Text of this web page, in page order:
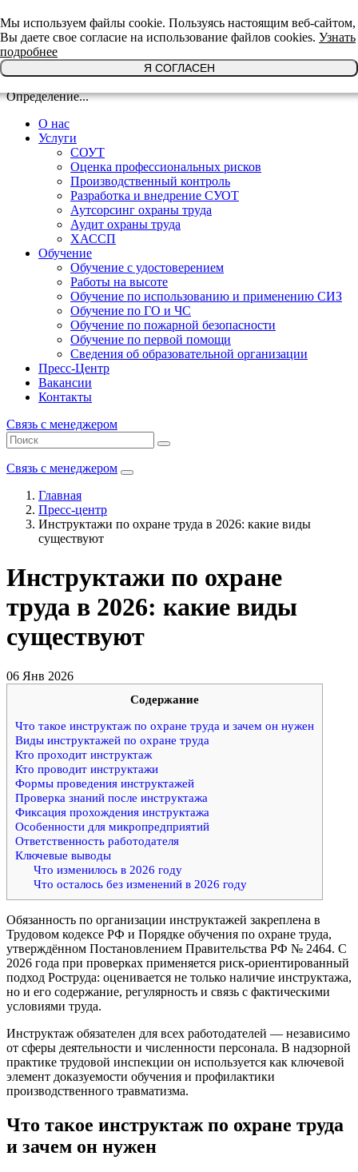
Определение...
О нас
Услуги
СОУТ
Оценка профессиональных рисков
Производственный контроль
Разработка и внедрение СУОТ
Аутсорсинг охраны труда
Аудит охраны труда
ХАССП
Обучение
Обучение с удостоверением
Работы на высоте
Обучение по использованию и применению СИЗ
Обучение по ГО и ЧС
Обучение по пожарной безопасности
Обучение по первой помощи
Сведения об образовательной организации
Пресс-Центр
Вакансии
Контакты
Связь с менеджером
Связь с менеджером
Главная
Пресс-центр
Инструктажи по охране труда в 2026: какие виды
существуют
Инструктажи по охране
труда в 2026: какие виды
существуют
06 Янв 2026
Содержание
Что такое инструктаж по охране труда и зачем он нужен
Виды инструктажей по охране труда
Кто проходит инструктаж
Кто проводит инструктажи
Формы проведения инструктажей
Проверка знаний после инструктажа
Фиксация прохождения инструктажа
Особенности для микропредприятий
Ответственность работодателя
Ключевые выводы
Что изменилось в 2026 году
Что осталось без изменений в 2026 году
Обязанность по организации инструктажей закреплена в
Трудовом кодексе РФ и Порядке обучения по охране труда,
утверждённом Постановлением Правительства РФ № 2464. С
2026 года при проверках применяется риск-ориентированный
подход Роструда: оценивается не только наличие инструктажа,
но и его содержание, регулярность и связь с фактическими
условиями труда.
Инструктаж обязателен для всех работодателей — независимо
от сферы деятельности и численности персонала. В надзорной
практике трудовой инспекции он используется как ключевой
элемент доказуемости обучения и профилактики
производственного травматизма.
Что такое инструктаж по охране труда
и зачем он нужен
Мы используем файлы cookie. Пользуясь настоящим веб-сайтом,
Вы даете свое согласие на использование файлов cookies. Узнать
подробнее
Я СОГЛАСЕН